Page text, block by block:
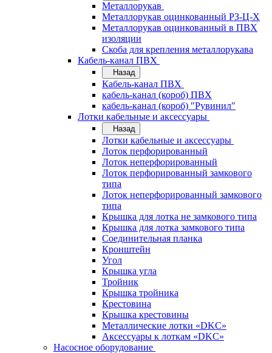
Металлорукав
Металлорукав оцинкованный РЗ-Ц-Х
Металлорукав оцинкованный в ПВХ
изоляции
Скоба для крепления металлорукава
Кабель-канал ПВХ
Назад
Кабель-канал ПВХ
кабель-канал (короб) ПВХ
кабель-канал (короб) "Рувинил"
Лотки кабельные и аксессуары
Назад
Лотки кабельные и аксессуары
Лоток перфорированный
Лоток неперфорированный
Лоток перфорированный замкового
типа
Лоток неперфорированный замкового
типа
Крышка для лотка не замкового типа
Крышка для лотка замкового типа
Соединительная планка
Кронштейн
Угол
Крышка угла
Тройник
Крышка тройника
Крестовина
Крышка крестовины
Металлические лотки «DKC»
Аксессуары к лоткам «DKC»
Насосное оборудование